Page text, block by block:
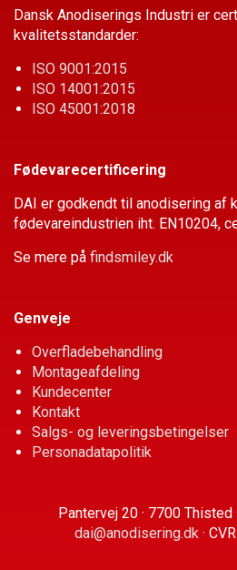
Dansk Anodiserings Industri er
kvalitetsstandarder:
ISO 9001:2015
ISO 14001:2015
ISO 45001:2018
Fødevarecertificering
DAI er godkendt til anodisering af
fødevare­industrien iht. EN10204,
Se mere på findsmiley.dk
Genveje
Overfladebehandling
Montageafdeling
Kundecenter
Kontakt
Salgs- og leveringsbetingelser
Personadatapolitik
Pantervej 20 · 7700 Thisted
dai@anodisering.dk ·